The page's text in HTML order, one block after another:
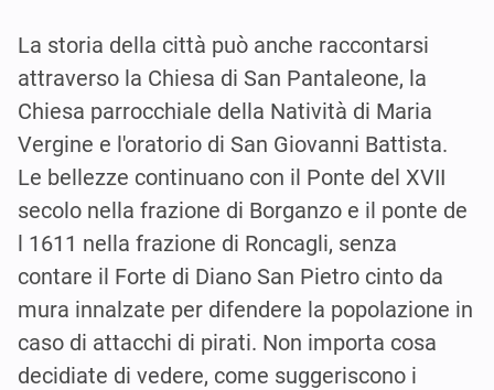
La storia della città può anche raccontarsi
attraverso la Chiesa di San Pantaleone, la
Chiesa parrocchiale della Natività di Maria
Vergine e l'oratorio di San Giovanni Battista.
Le bellezze continuano con il Ponte del XVII
secolo nella frazione di Borganzo e il ponte de
l 1611 nella frazione di Roncagli, senza
contare il Forte di Diano San Pietro cinto da
mura innalzate per difendere la popolazione in
caso di attacchi di pirati. Non importa cosa
decidiate di vedere, come suggeriscono i